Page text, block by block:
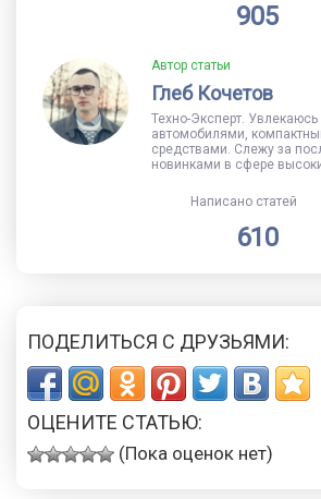
905
Автор статьи
Глеб Кочетов
Техно-Эксперт. Увлекаюсь
автомобилями,
средствами. Слежу за
новинками в сфере
Написано статей
610
ПОДЕЛИТЬСЯ С ДРУЗЬЯМИ:
ОЦЕНИТЕ СТАТЬЮ:
(Пока оценок нет)